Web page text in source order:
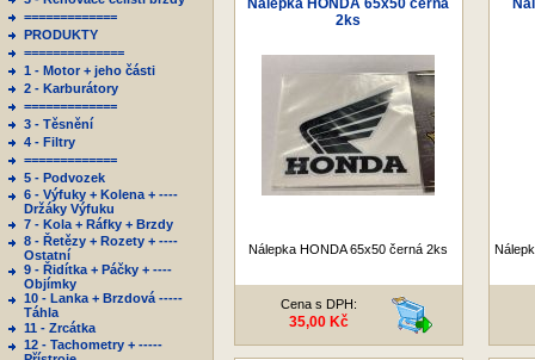
=============
PRODUKTY
==============
1 - Motor + jeho části
2 - Karburátory
=============
3 - Těsnění
4 - Filtry
=============
5 - Podvozek
6 - Výfuky + Kolena + ----
Držáky Výfuku
7 - Kola + Ráfky + Brzdy
8 - Řetězy + Rozety + ----
Ostatní
9 - Řidítka + Páčky + ----
Objímky
10 - Lanka + Brzdová -----
Táhla
11 - Zrcátka
12 - Tachometry + -----
Nálepka HONDA 65x50 černá
2ks
Nálepka HONDA 65x50 černá 2ks
Cena s DPH:
35,00 Kč